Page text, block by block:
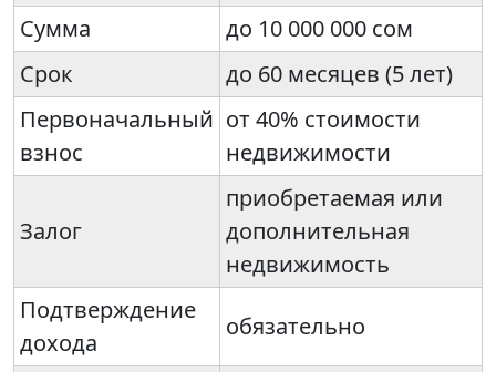
Сумма
до 10 000 000 сом
Срок
до 60 месяцев (5 лет)
Первоначальный
взнос
от 40% стоимости
недвижимости
Залог
приобретаемая или
дополнительная
недвижимость
Подтверждение
дохода
обязательно